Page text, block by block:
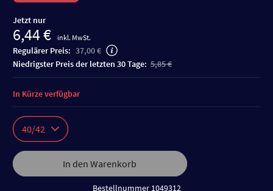
Jetzt nur
6,44 € inkl. MwSt.
Regulärer Preis: 37,00 €
niedrigster Preis der letzten 30 Tage: 5,85 €
40/42
In den Warenkorb
Bestellnummer 1049312
In Kürze verfügbar